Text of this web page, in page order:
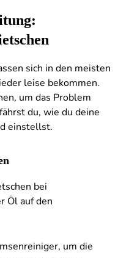
sich in den meisten
leise bekommen.
um das Problem
du, wie du deine
einstellst.
bei
Öl auf den
um die